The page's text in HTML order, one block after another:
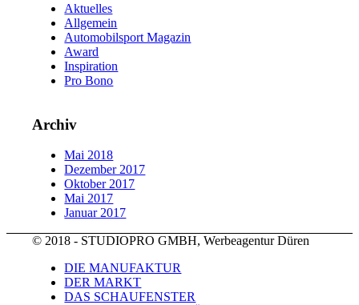
Aktuelles
Allgemein
Automobilsport Magazin
Award
Inspiration
Pro Bono
Archiv
Mai 2018
Dezember 2017
Oktober 2017
Mai 2017
Januar 2017
© 2018 - STUDIOPRO GMBH, Werbeagentur Düren
DIE MANUFAKTUR
DER MARKT
DAS SCHAUFENSTER